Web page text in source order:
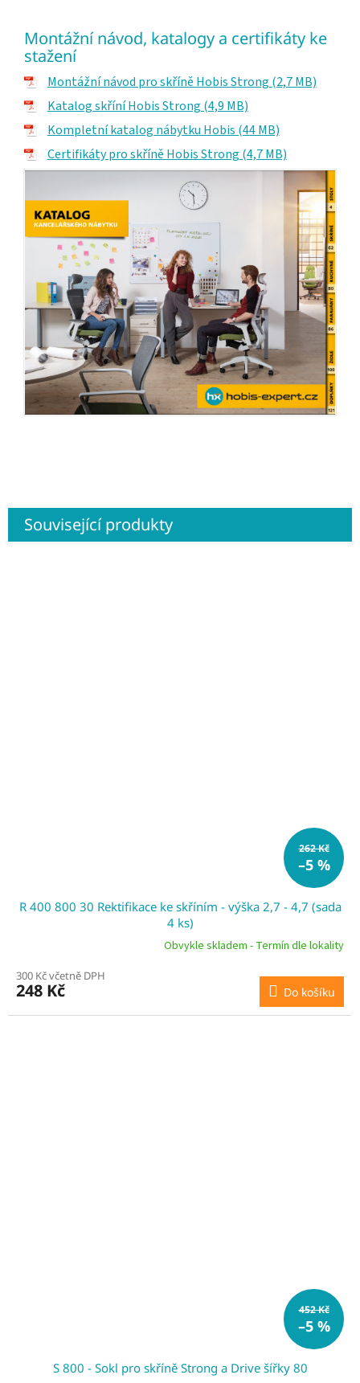
Související produkty
262 Kč
–5 %
R 400 800 30 Rektifikace ke skříním - výška 2,7 - 4,7 (sada
4 ks)
Obvykle skladem - Termín dle lokality
300 Kč včetně DPH
248 Kč Do košíku
452 Kč
–5 %
S 800 - Sokl pro skříně Strong a Drive šířky 80
Montážní návod, katalogy a certifikáty ke
stažení
Montážní návod pro skříně Hobis Strong (2,7 MB)
Katalog skříní Hobis Strong (4,9 MB)
Kompletní katalog nábytku Hobis (44 MB)
Certifikáty pro skříně Hobis Strong (4,7 MB)